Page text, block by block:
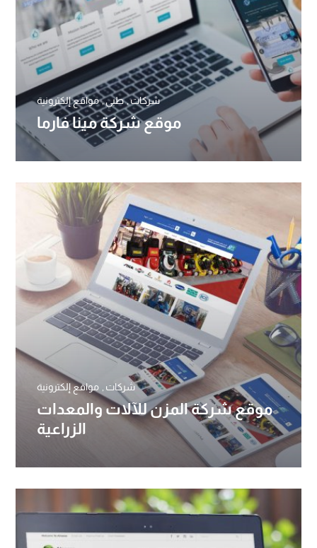
موقع شركة مينا فارما
شركات طبي مواقع إلكترونية
موقع شركة المزن للآلات والمعدات
الزراعية
شركات مواقع إلكترونية